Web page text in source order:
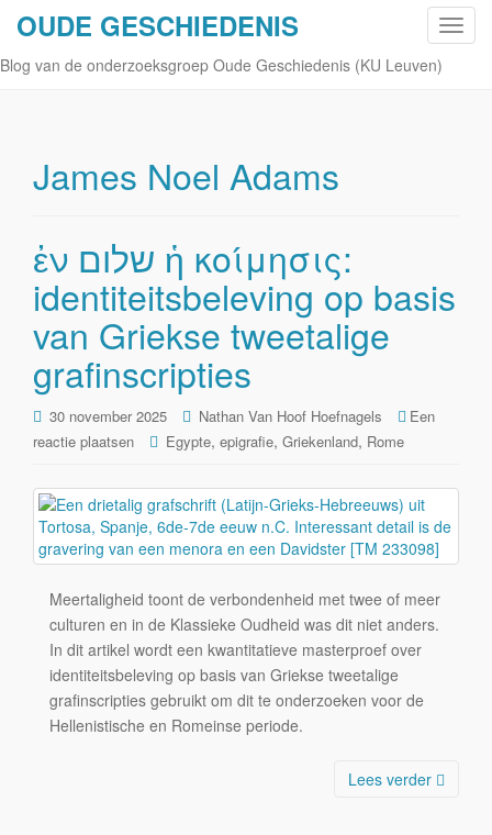
S
g
OUDE GESCHIEDENIS
Blog van de onderzoeksgroep Oude Geschiedenis (KU Leuven)
James Noel Adams
ἐν שלום ἡ κοίμησις:
identiteitsbeleving op basis
van Griekse tweetalige
grafinscripties
30 november 2025 Nathan Van Hoof Hoefnagels
Een
reactie plaatsen
Egypte, epigrafie, Griekenland, Rome
Meertaligheid toont de verbondenheid met twee of meer
culturen en in de Klassieke Oudheid was dit niet anders.
In dit artikel wordt een kwantitatieve masterproef over
identiteitsbeleving op basis van Griekse tweetalige
grafinscripties gebruikt om dit te onderzoeken voor de
Hellenistische en Romeinse periode.
Lees verder